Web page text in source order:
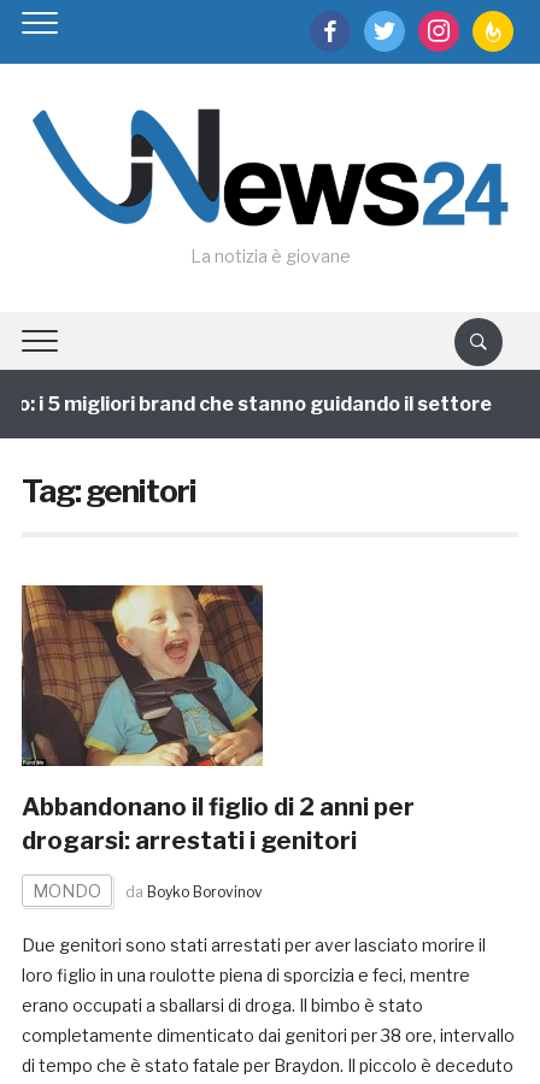
facebooktwitter instagram
La notizia è giovane
i 5 migliori brand che stanno guidando il settore
Tag:genitori
Abbandonano il figlio di 2 anni per
drogarsi: arrestati i genitori
MONDO da Boyko Borovinov
Due genitori sono stati arrestati per aver lasciato morire il
loro figlio in una roulotte piena di sporcizia e feci, mentre
erano occupati a sballarsi di droga. Il bimbo è stato
completamente dimenticato dai genitori per 38 ore, intervallo
di tempo che è stato fatale per Braydon. Il piccolo è deceduto